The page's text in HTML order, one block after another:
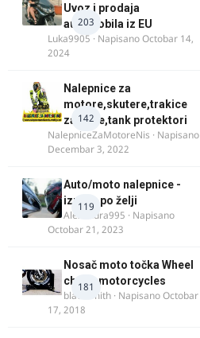
203
Uvoz i prodaja
automobila iz EU
Luka9905 · NapisanoOctobar 14,
2024
142
Nalepnice za
motore,skutere,trakice
za felne,tank protektori
NalepniceZaMotoreNis · Napisano
Decembar 3, 2022
119
Auto/moto nalepnice -
izrada po želji
Alexandra995 · Napisano
Octobar 21, 2023
181
Nosač moto točka Wheel
chock motorcycles
blacksmith · NapisanoOctobar
17, 2018